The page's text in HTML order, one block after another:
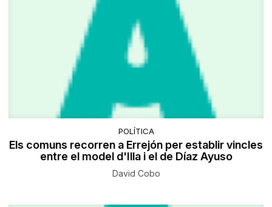
POLÍTICA
Els comuns recorren a Errejón per establir vincles
entre el model d'Illa i el de Díaz Ayuso
David Cobo